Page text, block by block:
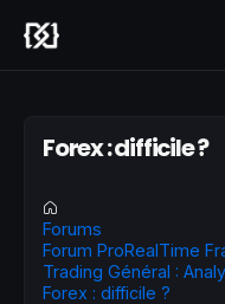
Forex : difficile ?
Forums
Forum ProRealTime
Trading Général :
Forex : difficile ?